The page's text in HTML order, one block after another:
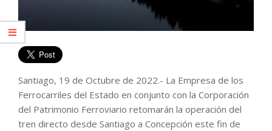
Santiago, 19 de Octubre de 2022.- La Empresa de los
Ferrocarriles del Estado en conjunto con la Corporación
del Patrimonio Ferroviario retomarán la operación del
tren directo desde Santiago a Concepción este fin de